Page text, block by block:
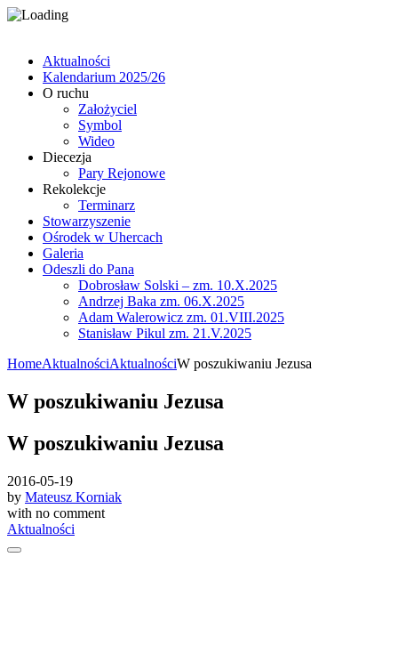
Aktualności
Kalendarium 2025/26
O ruchu
Założyciel
Symbol
Wideo
Diecezja
Pary Rejonowe
Rekolekcje
Terminarz
Stowarzyszenie
Ośrodek w Uhercach
Galeria
Odeszli do Pana
Dobrosław Solski – zm. 10.X.2025
Andrzej Baka zm. 06.X.2025
Adam Walerowicz zm. 01.VIII.2025
Stanisław Pikul zm. 21.V.2025
HomeAktualnościAktualnościW poszukiwaniu Jezusa
W poszukiwaniu Jezusa
W poszukiwaniu Jezusa
2016-05-19
by Mateusz Korniak
with no comment
Aktualności